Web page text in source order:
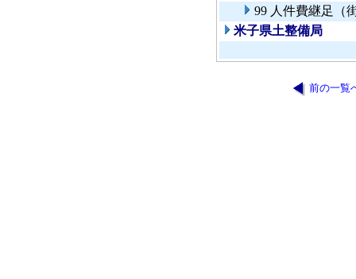
99 人件費継足（
米子県土整備局
前の一覧